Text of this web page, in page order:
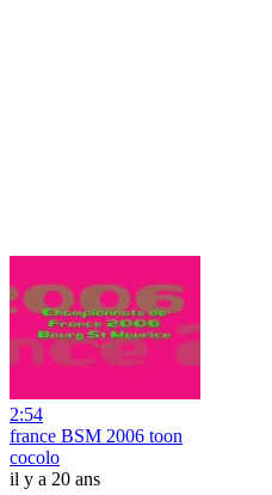
2:54
france BSM 2006 toon
cocolo
il y a 20 ans